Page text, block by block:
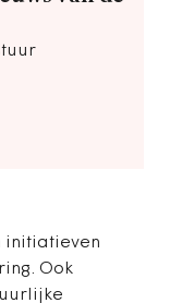
initiatieven
Ook